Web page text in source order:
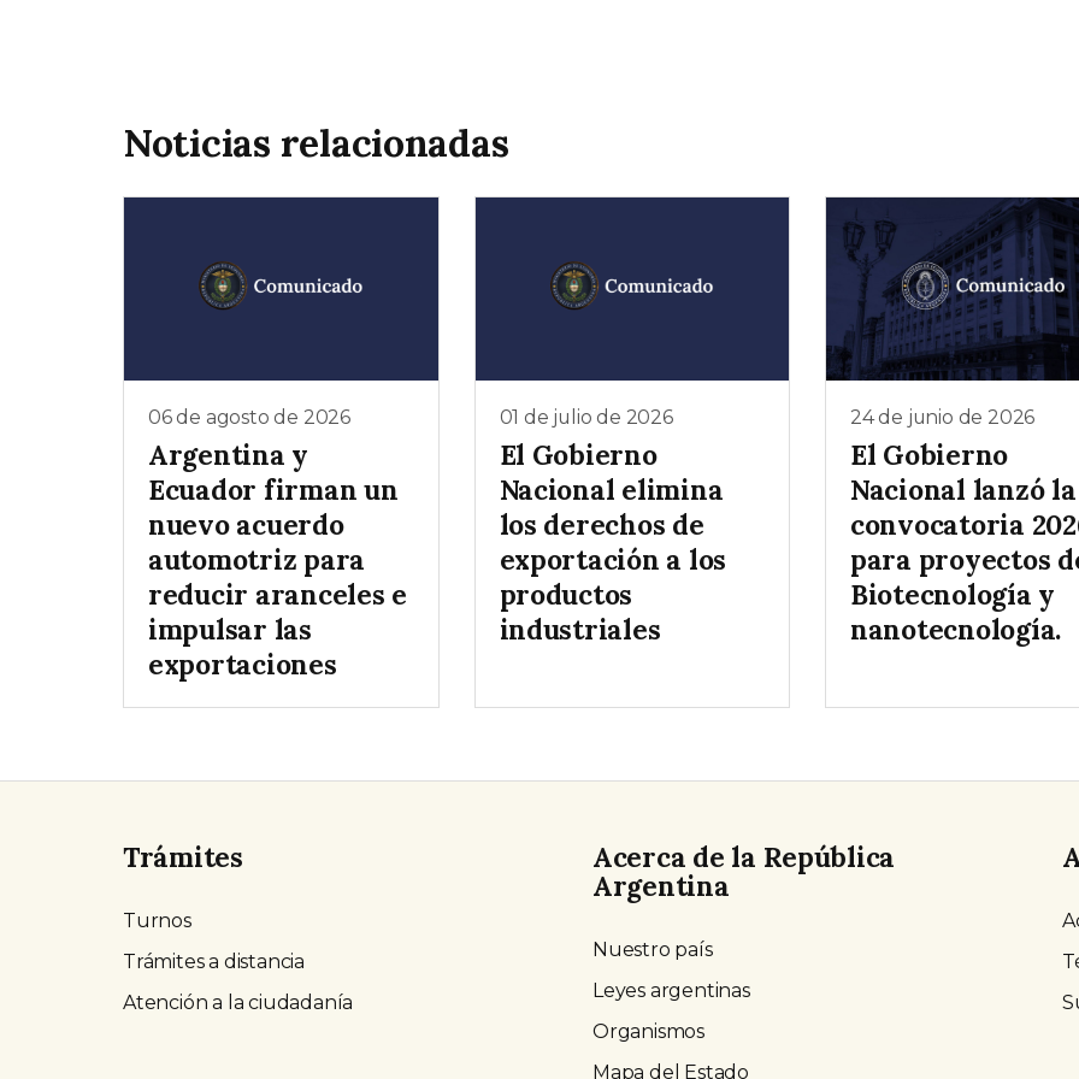
Noticias relacionadas
06 de agosto de 2026
Argentina y
Ecuador firman un
nuevo acuerdo
automotriz para
reducir aranceles e
impulsar las
exportaciones
01 de julio de 2026
El Gobierno
Nacional elimina
los derechos de
exportación a los
productos
industriales
24 de junio de 2026
El Gobierno
Nacional lanzó la
convocatoria
para proyectos
Biotecnología y
nanotecnología.
Trámites
Turnos
Trámites a distancia
Atención a la ciudadanía
Acerca de la República
Argentina
Nuestro país
Leyes argentinas
Organismos
Mapa del Estado